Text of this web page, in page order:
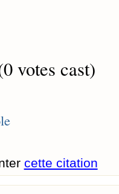
votes cast)
cette citation